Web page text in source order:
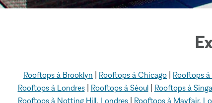
Rooftops à Brooklyn Rooftops à Chicago Rooftops
Rooftops à Londres| Rooftops à Séoul| Rooftops à
Rooftops à Notting Hill, Londres| Rooftops à Mayfair,